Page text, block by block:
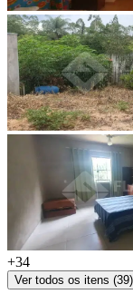
+34
Ver todos os itens (39)